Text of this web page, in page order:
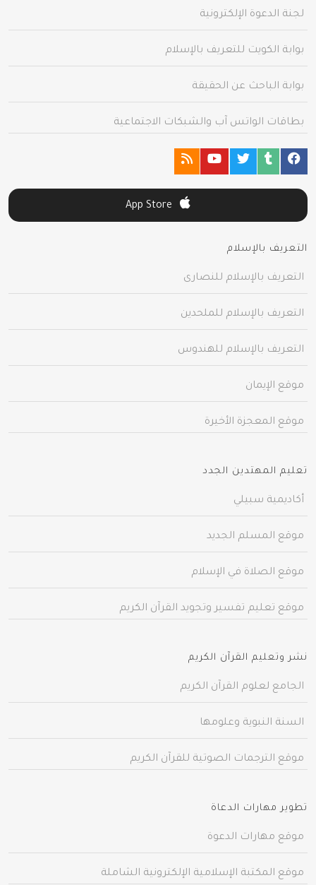
لجنة الدعوة الإلكترونية
بوابة الكويت للتعريف بالإسلام
بوابة الباحث عن الحقيقة
بطاقات الواتس آب والشبكات الاجتماعية
التعريف بالإسلام
التعريف بالإسلام للنصارى
التعريف بالإسلام للملحدين
التعريف بالإسلام للهندوس
موقع الإيمان
موقع المعجزة الأخيرة
تعليم المهتدين الجدد
أكاديمية سبيلي
موقع المسلم الجديد
موقع الصلاة في الإسلام
موقع تعليم تفسير وتجويد القرآن الكريم
نشر وتعليم القرآن الكريم
الجامع لعلوم القرآن الكريم
السنة النبوية وعلومها
موقع الترجمات الصوتية للقرآن الكريم
تطوير مهارات الدعاة
موقع مهارات الدعوة
موقع المكتبة الإسلامية الإلكترونية الشاملة